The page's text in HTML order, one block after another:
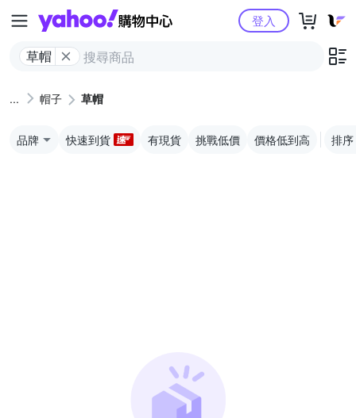
Yahoo購物中心
草帽
登入
帽子 草帽
品牌 快速到貨 有現貨 挑戰低價 價格低到高 排序